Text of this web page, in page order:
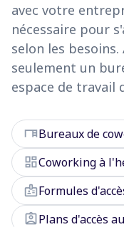
avec votre
nécessaire pour
selon les besoins.
seulement un
espace de travail
deskBureaux de
dashboardCoworking à
badgeFormules
assignment_indPlans d'accès